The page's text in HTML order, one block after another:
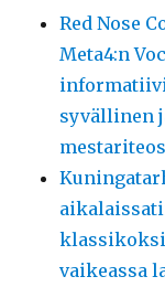
Red Nose
Meta4:n
syvällinen
vaikeassa